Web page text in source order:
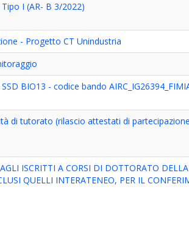
I (AR- B 3/2022)
- Progetto CT Unindustria
BIO13 - codice bando
di tutorato (rilascio attestati di
ISCRITTI A CORSI DI DOTTORATO
QUELLI INTERATENEO, PER IL